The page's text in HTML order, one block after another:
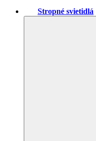
Stropné svietidlá